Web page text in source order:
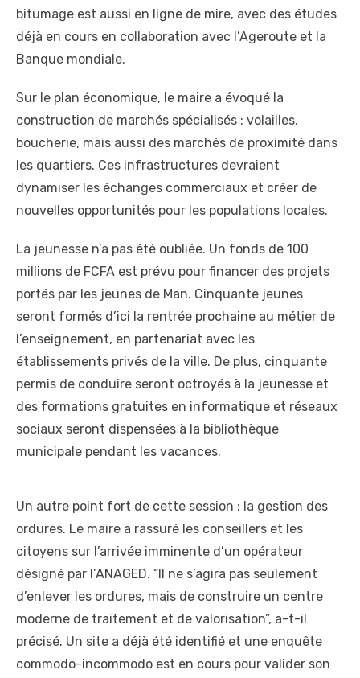
bitumage est aussi en ligne de mire, avec des études
déjà en cours en collaboration avec l’Ageroute et la
Banque mondiale.
Sur le plan économique, le maire a évoqué la
construction de marchés spécialisés : volailles,
boucherie, mais aussi des marchés de proximité dans
les quartiers. Ces infrastructures devraient
dynamiser les échanges commerciaux et créer de
nouvelles opportunités pour les populations locales.
La jeunesse n’a pas été oubliée. Un fonds de 100
millions de FCFA est prévu pour financer des projets
portés par les jeunes de Man. Cinquante jeunes
seront formés d’ici la rentrée prochaine au métier de
l’enseignement, en partenariat avec les
établissements privés de la ville. De plus, cinquante
permis de conduire seront octroyés à la jeunesse et
des formations gratuites en informatique et réseaux
sociaux seront dispensées à la bibliothèque
municipale pendant les vacances.
Un autre point fort de cette session : la gestion des
ordures. Le maire a rassuré les conseillers et les
citoyens sur l’arrivée imminente d’un opérateur
désigné par l’ANAGED. “Il ne s’agira pas seulement
d’enlever les ordures, mais de construire un centre
moderne de traitement et de valorisation”, a-t-il
précisé. Un site a déjà été identifié et une enquête
commodo-incommodo est en cours pour valider son